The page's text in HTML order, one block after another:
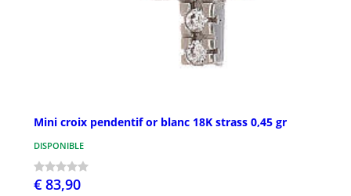
Mini croix pendentif or blanc 18K strass 0,45 gr
DISPONIBLE
€ 83,90